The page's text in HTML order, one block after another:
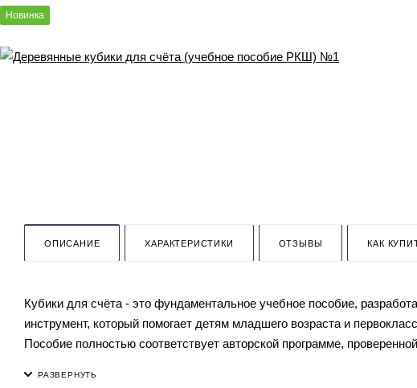
Новинка
ОПИСАНИЕ ХАРАКТЕРИСТИКИ ОТЗЫВЫ КАК
Кубики для счёта - это фундаментальное учебное пособие,
инструмент, который помогает детям младшего возраста и
Пособие полностью соответствует авторской программе,